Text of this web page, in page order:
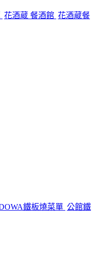
花酒蔵 餐酒館 花酒蔵餐
鐵板燒菜單 公館鐵